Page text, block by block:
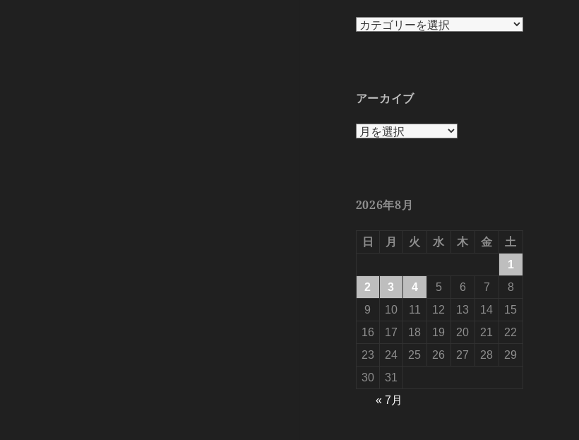
カ
ー
アーカイブ
ア
ブ
2026年8月
日 月 火 水 木 金
土
1
2
3 4 5 6 7
8
9
10 11 12 13 14
15
16
17 18 19 20 21
22
23
24 25 26 27 28
29
30
31
« 7月